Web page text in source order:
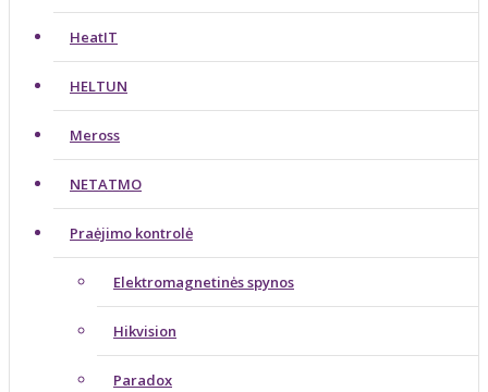
HeatIT
HELTUN
Meross
NETATMO
Praėjimo kontrolė
Elektromagnetinės spynos
Hikvision
Paradox